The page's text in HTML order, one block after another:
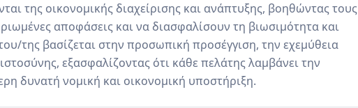
της οικονομικής διαχείρισης και ανάπτυξης, βοηθώντας τους
αποφάσεις και να διασφαλίσουν τη βιωσιμότητα και
της βασίζεται στην προσωπική προσέγγιση, την εχεμύθεια
εξασφαλίζοντας ότι κάθε πελάτης λαμβάνει την
δυνατή νομική και οικονομική υποστήριξη.